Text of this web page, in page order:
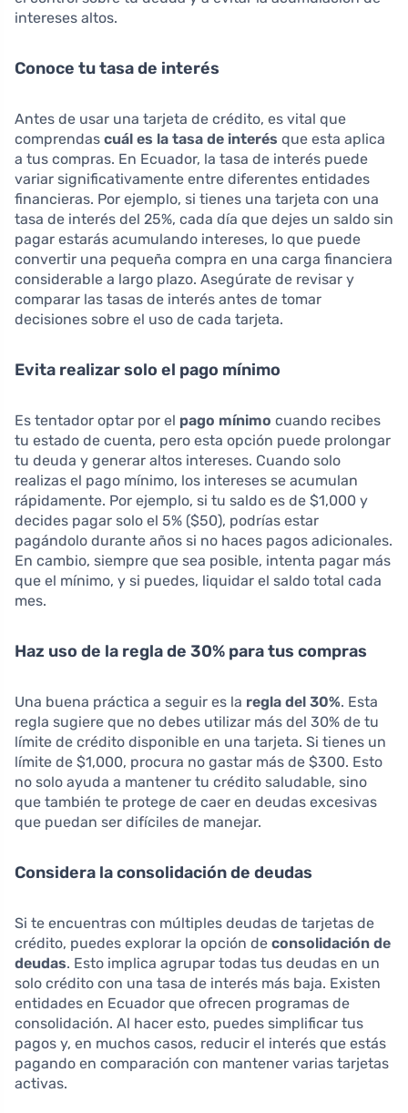
intereses altos.
Conoce tu tasa de interés
Antes de usar una tarjeta de crédito, es vital que
comprendas cuál es la tasa de interés que esta aplica
a tus compras. En Ecuador, la tasa de interés puede
variar significativamente entre diferentes entidades
financieras. Por ejemplo, si tienes una tarjeta con una
tasa de interés del 25%, cada día que dejes un saldo sin
pagar estarás acumulando intereses, lo que puede
convertir una pequeña compra en una carga financiera
considerable a largo plazo. Asegúrate de revisar y
comparar las tasas de interés antes de tomar
decisiones sobre el uso de cada tarjeta.
Evita realizar solo el pago mínimo
Es tentador optar por el pago mínimo cuando recibes
tu estado de cuenta, pero esta opción puede prolongar
tu deuda y generar altos intereses. Cuando solo
realizas el pago mínimo, los intereses se acumulan
rápidamente. Por ejemplo, si tu saldo es de $1,000 y
decides pagar solo el 5% ($50), podrías estar
pagándolo durante años si no haces pagos adicionales.
En cambio, siempre que sea posible, intenta pagar más
que el mínimo, y si puedes, liquidar el saldo total cada
mes.
Haz uso de la regla de 30% para tus compras
Una buena práctica a seguir es la regla del 30%. Esta
regla sugiere que no debes utilizar más del 30% de tu
límite de crédito disponible en una tarjeta. Si tienes un
límite de $1,000, procura no gastar más de $300. Esto
no solo ayuda a mantener tu crédito saludable, sino
que también te protege de caer en deudas excesivas
que puedan ser difíciles de manejar.
Considera la consolidación de deudas
Si te encuentras con múltiples deudas de tarjetas de
crédito, puedes explorar la opción de consolidación de
deudas. Esto implica agrupar todas tus deudas en un
solo crédito con una tasa de interés más baja. Existen
entidades en Ecuador que ofrecen programas de
consolidación. Al hacer esto, puedes simplificar tus
pagos y, en muchos casos, reducir el interés que estás
pagando en comparación con mantener varias tarjetas
activas.